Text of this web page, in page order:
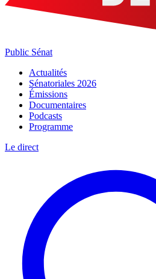
Public Sénat
Actualités
Sénatoriales 2026
Émissions
Documentaires
Podcasts
Programme
Le direct